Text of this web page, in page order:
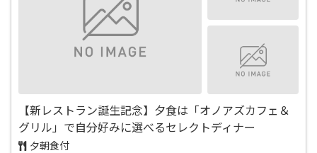
【新レストラン誕生記念】夕食は「オノアズカフェ＆
グリル」で自分好みに選べるセレクトディナー
夕朝食付